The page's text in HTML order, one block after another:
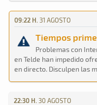
09:22 H. 31 AGOSTO
Tiempos
Problemas con
en Telde han impedido
en directo. Disculpen las
22:30 H. 30 AGOSTO